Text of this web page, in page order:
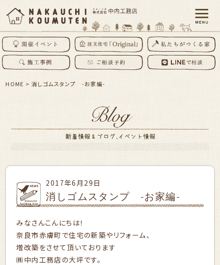
HOME >消しゴムスタンプ -お家編-
2017年6月29日
消しゴムスタンプ -お家編-
みなさんこんにちは！
奈良市赤膚町で住宅の新築やリフォーム、
増改築をさせて頂いております
㈱中内工務店の大坪です。